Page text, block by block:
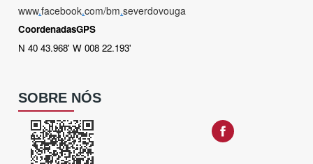
www.facebook.com/bm.severdovouga
CoordenadasGPS
N 40 43.968' W 008 22.193'
SOBRE NÓS